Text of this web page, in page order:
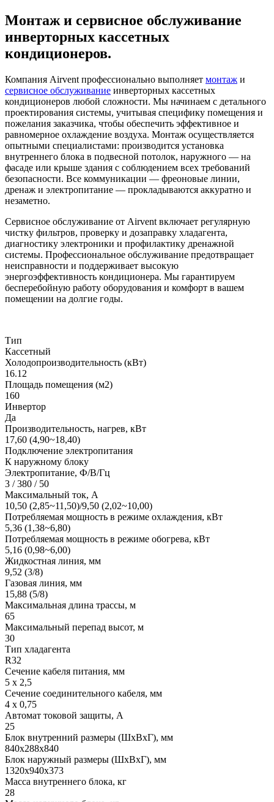
Монтаж и сервисное обслуживание
инверторных кассетных
кондиционеров.
Компания Airvent профессионально выполняет монтаж и
сервисное обслуживание инверторных кассетных
кондиционеров любой сложности. Мы начинаем с детального
проектирования системы, учитывая специфику помещения и
пожелания заказчика, чтобы обеспечить эффективное и
равномерное охлаждение воздуха. Монтаж осуществляется
опытными специалистами: производится установка
внутреннего блока в подвесной потолок, наружного — на
фасаде или крыше здания с соблюдением всех требований
безопасности. Все коммуникации — фреоновые линии,
дренаж и электропитание — прокладываются аккуратно и
незаметно.
Сервисное обслуживание от Airvent включает регулярную
чистку фильтров, проверку и дозаправку хладагента,
диагностику электроники и профилактику дренажной
системы. Профессиональное обслуживание предотвращает
неисправности и поддерживает высокую
энергоэффективность кондиционера. Мы гарантируем
бесперебойную работу оборудования и комфорт в вашем
помещении на долгие годы.
Тип
Кассетный
Холодопроизводительность (кВт)
16.12
Площадь помещения (м2)
160
Инвертор
Да
Производительность, нагрев, кВт
17,60 (4,90~18,40)
Подключение электропитания
К наружному блоку
Электропитание, Ф/В/Гц
3 / 380 / 50
Максимальный ток, А
10,50 (2,85~11,50)/9,50 (2,02~10,00)
Потребляемая мощность в режиме охлаждения, кВт
5,36 (1,38~6,80)
Потребляемая мощность в режиме обогрева, кВт
5,16 (0,98~6,00)
Жидкостная линия, мм
9,52 (3/8)
Газовая линия, мм
15,88 (5/8)
Максимальная длина трассы, м
65
Максимальный перепад высот, м
30
Тип хладагента
R32
Сечение кабеля питания, мм
5 х 2,5
Сечение соединительного кабеля, мм
4 х 0,75
Автомат токовой защиты, A
25
Блок внутренний размеры (ШхВхГ), мм
840x288x840
Блок наружный размеры (ШхВхГ), мм
1320x940x373
Масса внутреннего блока, кг
28